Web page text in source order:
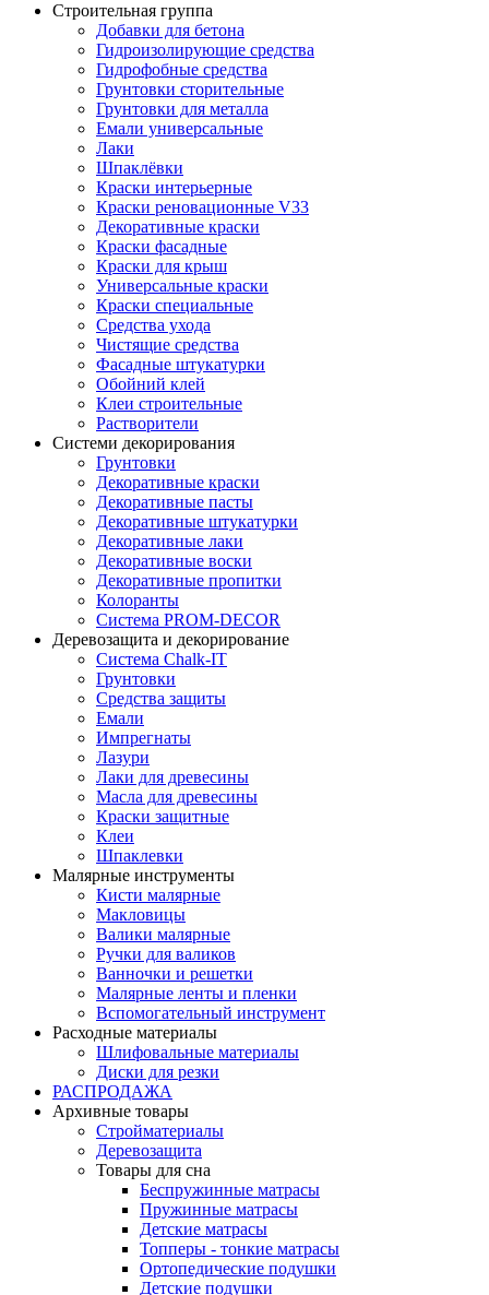
Строительная группа
Добавки для бетона
Гидроизолирующие средства
Гидрофобные средства
Грунтовки сторительные
Грунтовки для металла
Емали универсальные
Лаки
Шпаклёвки
Краски интерьерные
Краски реновационные V33
Декоративные краски
Краски фасадные
Краски для крыш
Универсальные краски
Краски специальные
Средства ухода
Чистящие средства
Фасадные штукатурки
Обойний клей
Клеи строительные
Растворители
Системи декорирования
Грунтовки
Декоративные краски
Декоративные пасты
Декоративные штукатурки
Декоративные лаки
Декоративные воски
Декоративные пропитки
Колоранты
Система PROM-DECOR
Деревозащита и декорирование
Система Chalk-IT
Грунтовки
Средства защиты
Емали
Импрегнаты
Лазури
Лаки для древесины
Масла для древесины
Краски защитные
Клеи
Шпаклевки
Малярные инструменты
Кисти малярные
Макловицы
Валики малярные
Ручки для валиков
Ванночки и решетки
Малярные ленты и пленки
Вспомогательный инструмент
Расходные материалы
Шлифовальные материалы
Диски для резки
РАСПРОДАЖА
Архивные товары
Стройматериалы
Деревозащита
Товары для сна
Беспружинные матрасы
Пружинные матрасы
Детские матрасы
Топперы - тонкие матрасы
Ортопедические подушки
Детские подушки